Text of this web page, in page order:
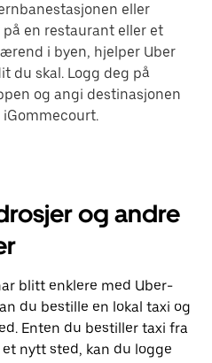
eller
en restaurant eller et
i byen, hjelper Uber
du skal. Logg deg på
og angi destinasjonen
iGommecourt.
og andre
blitt enklere med Uber-
du bestille en lokal taxi og
Enten du bestiller taxi fra
nytt sted, kan du logge